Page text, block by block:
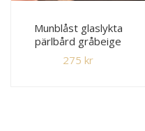
Munblåst glaslykta
pärlbård gråbeige
275 kr